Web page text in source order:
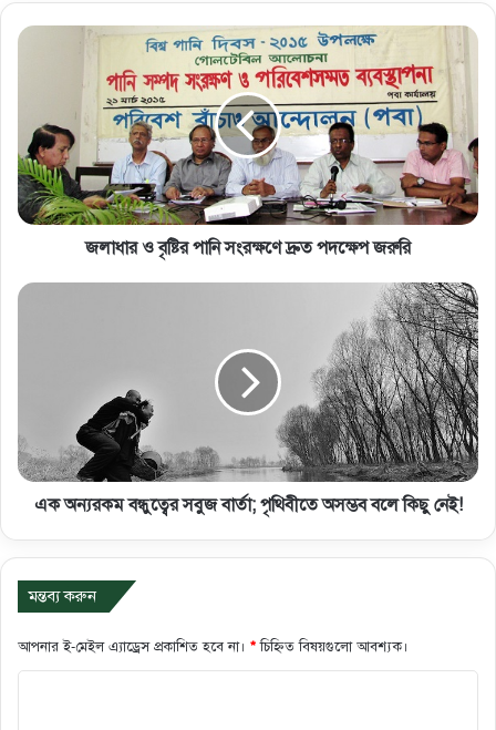
জলাধার ও বৃষ্টির পানি সংরক্ষণে দ্রুত পদক্ষেপ জরুরি
এক অন্যরকম বন্ধুত্বের সবুজ বার্তা; পৃথিবীতে অসম্ভব বলে কিছু নেই!
মন্তব্য করুন
আপনার ই-মেইল এ্যাড্রেস প্রকাশিত হবে না। *চিহ্নিত বিষয়গুলো আবশ্যক।